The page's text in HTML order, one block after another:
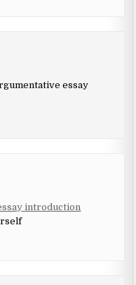
essay
introduction